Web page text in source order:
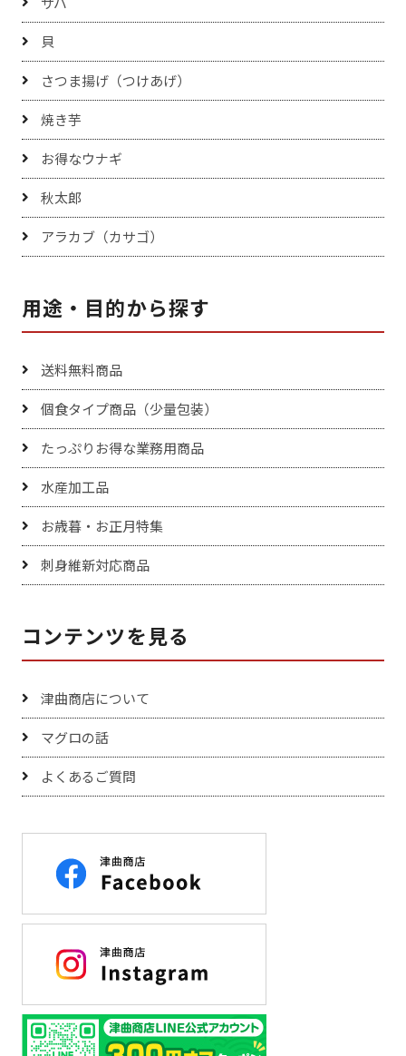
貝
さつま揚げ（つけあげ）
焼き芋
お得なウナギ
秋太郎
アラカブ（カサゴ）
用途・目的から探す
送料無料商品
個食タイプ商品（少量包装）
たっぷりお得な業務用商品
水産加工品
お歳暮・お正月特集
刺身維新対応商品
コンテンツを見る
津曲商店について
マグロの話
よくあるご質問